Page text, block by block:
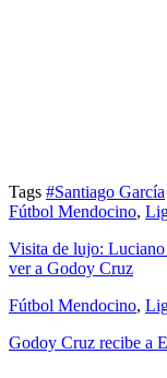
Tags #Santiago García
Fútbol Mendocino,
Visita de lujo:
ver a Godoy Cruz
Fútbol Mendocino,
Godoy Cruz recibe a